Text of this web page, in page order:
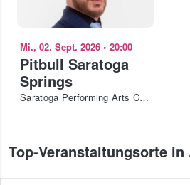
Mi., 02. Sept. 2026 • 20:00
Pitbull Saratoga
Springs
Saratoga Performing Arts Center
Top-Veranstaltungsorte in